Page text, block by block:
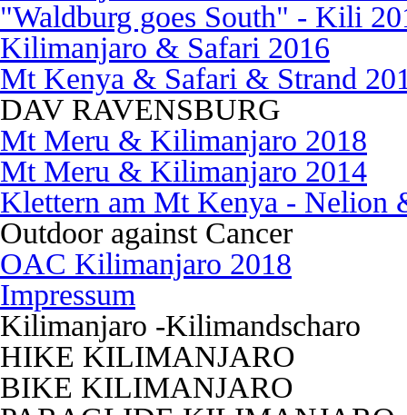
"Waldburg goes South" - Kili
Kilimanjaro & Safari 2016
Mt Kenya & Safari & Strand
DAV RAVENSBURG
Mt Meru & Kilimanjaro 2018
Mt Meru & Kilimanjaro 2014
Klettern am Mt Kenya - Nelion
Outdoor against Cancer
OAC Kilimanjaro 2018
Impressum
Kilimanjaro -Kilimandscharo
HIKE KILIMANJARO
BIKE KILIMANJARO